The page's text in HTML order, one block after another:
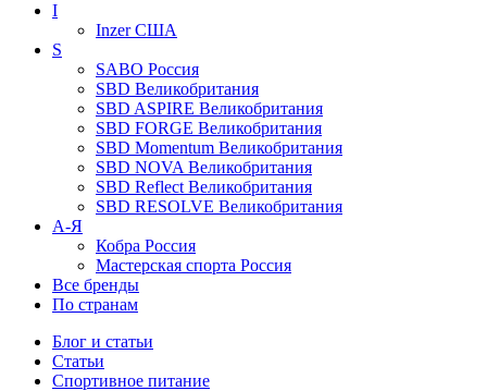
I
InzerСША
S
SABO Россия
SBD Великобритания
SBD ASPIRE Великобритания
SBD FORGE Великобритания
SBD Momentum Великобритания
SBD NOVA Великобритания
SBD Reflect Великобритания
SBD RESOLVE Великобритания
А-Я
Кобра Россия
Мастерская спорта Россия
Все бренды
По странам
Блог и статьи
Статьи
Спортивное питание